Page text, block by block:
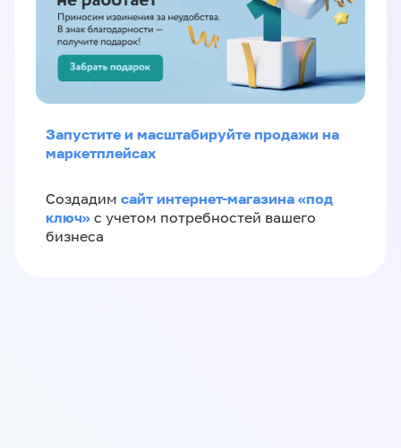
Запустите и масштабируйте продажи на
маркетплейсах
Создадим сайт интернет-магазина «под
ключ» с учетом потребностей вашего
бизнеса